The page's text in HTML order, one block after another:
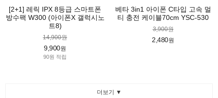
[2+1] 레릭 IPX 8등급 스마트폰
방수팩 W300 (아이폰X 갤럭시노
트8)
14,900원
9,900원
90원 적립
베타 3in1 아이폰 C타입 고속 멀
티 충전 케이블70cm YSC-530
3,900원
2,480원
더보기 ▼